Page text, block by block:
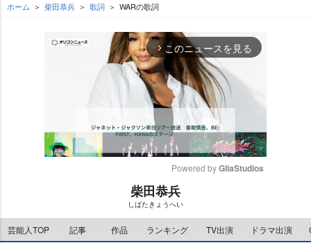
ホーム 柴田恭兵 歌詞 WARの歌詞
arrow_forward_ios このニュースを見る
e
Powered by GliaStudios
柴田恭兵
しばたきょうへい
芸能人TOP 記事 作品 ランキング TV出演 ドラマ出演